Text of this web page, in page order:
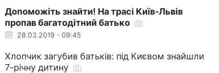
Допоможіть знайти! На трасі Київ-Львів
пропав багатодітний батько
28.03.2019 - 09:45
Хлопчик загубив батьків: під Києвом знайшли
7-річну дитину